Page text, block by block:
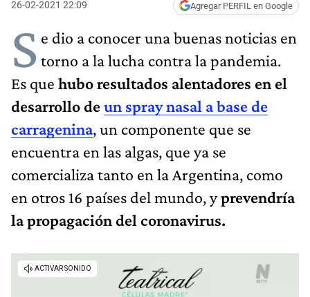
26-02-2021 22:09 Agregar PERFIL en Google
S e dio a conocer una buenas noticias en
torno a la lucha contra la pandemia.
Es que hubo resultados alentadores en el
desarrollo deun spray nasal a base de
carragenina, un componente que se
encuentra en las algas, que ya se
comercializa tanto en la Argentina, como
en otros 16 países del mundo, yprevendría
la propagación del coronavirus.